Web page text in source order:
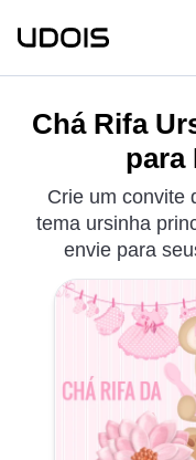
Chá Rifa
para
Crie um convite
tema ursinha
envie para